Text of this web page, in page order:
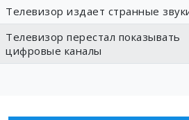
Телевизор издает странные
Телевизор перестал показывать
цифровые каналы